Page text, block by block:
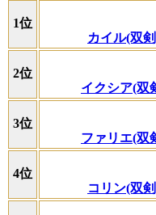
1位
カイル(双
2位
イクシア(双
3位
ファリエ(双
4位
コリン(双